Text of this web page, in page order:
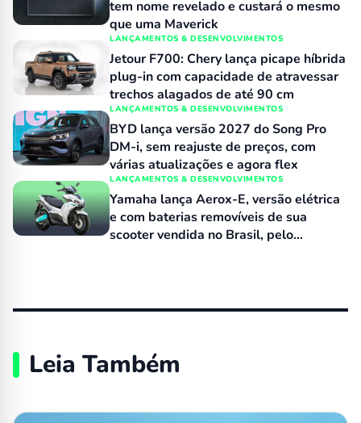
tem nome revelado e custará o mesmo
que uma Maverick
LANÇAMENTOS & DESENVOLVIMENTOS
Jetour F700: Chery lança picape híbrida
plug-in com capacidade de atravessar
trechos alagados de até 90 cm
LANÇAMENTOS & DESENVOLVIMENTOS
BYD lança versão 2027 do Song Pro
DM-i, sem reajuste de preços, com
várias atualizações e agora flex
LANÇAMENTOS & DESENVOLVIMENTOS
Yamaha lança Aerox-E, versão elétrica
e com baterias removíveis de sua
scooter vendida no Brasil, pelo
Leia Também